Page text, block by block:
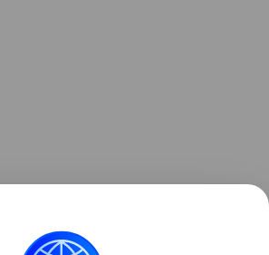
обнаружиливысеченные на камне